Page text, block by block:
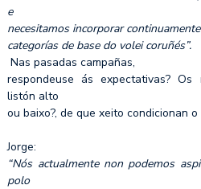
e
necesitamos incorporar
categorías de base do volei coruñés”.
Nas pasadas campañas,
respondeuse ás expectativas?
listón alto
ou baixo?, de que xeito condicionan
Jorge:
“Nós actualmente non podemos
polo